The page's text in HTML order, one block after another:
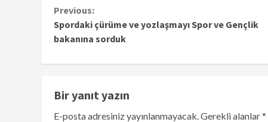
Continue
Reading
Previous:
Spordaki çürüme ve yozlaşmayı Spor ve Gençlik
bakanına sorduk
Bir yanıt yazın
E-posta adresiniz yayınlanmayacak.Gerekli alanlar*